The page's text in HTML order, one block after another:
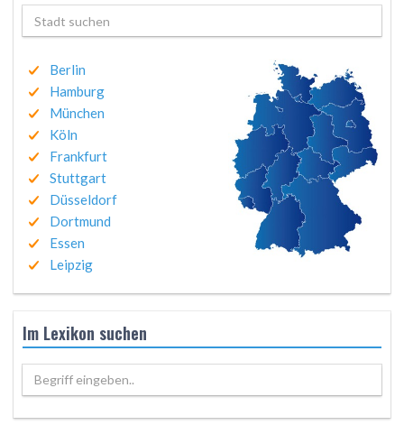
Berlin
Hamburg
München
Köln
Frankfurt
Stuttgart
Düsseldorf
Dortmund
Essen
Leipzig
Im Lexikon suchen
Begriff eingeben..